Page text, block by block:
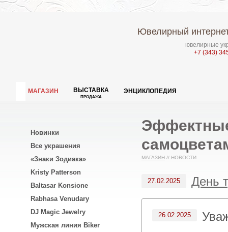
Ювелирный
ювелирные
+7 (343)
МАГАЗИН ВЫСТАВКА
ПРОДАЖА
ЭНЦИКЛОПЕДИЯ
Новинки
Все украшения
«Знаки Зодиака»
Kristy Patterson
Baltasar Konsione
Rabhasa Venudary
DJ Magic Jewelry
Мужская линия Biker
МАГАЗИН // НОВОСТИ
27.02.2025 День
26.02.2025